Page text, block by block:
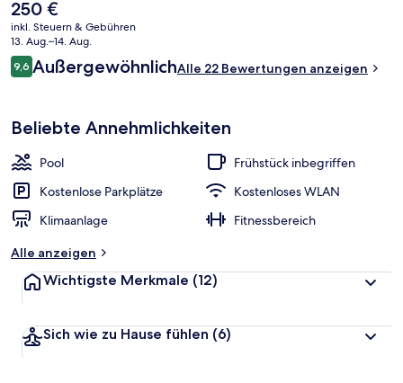
Der
aktuelle
Preis
beträgt
250 €.
250 €
inkl. Steuern & Gebühren
13. Aug.–14. Aug.
Bewertungen
9,69,6 von 10.
AußergewöhnlichAlle 22 Bewertungen anzeigen
Beliebte Annehmlichkeiten
Pool
Frühstück inbegriffen
Kostenlose Parkplätze
Kostenloses WLAN
Klimaanlage
Fitnessbereich
Alle anzeigen
Wichtigste Merkmale (12)
Sich wie zu Hause fühlen (6)